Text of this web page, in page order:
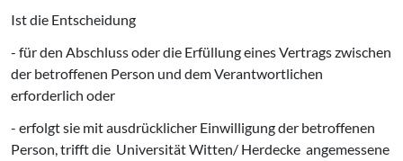
Ist die Entscheidung
- für den Abschluss oder die Erfüllung eines Vertrags zwischen
der betroffenen Person und dem Verantwortlichen
erforderlich oder
- erfolgt sie mit ausdrücklicher Einwilligung der betroffenen
Person, trifft die Universität Witten/ Herdecke angemessene